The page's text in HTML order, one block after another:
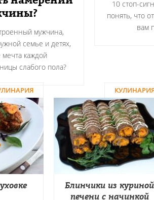
10 стоп-
понять, что
вам
мужчина,
семье и детях,
мечта каждой
слабого пола?
Блинчики из куриной
печени с начинкой